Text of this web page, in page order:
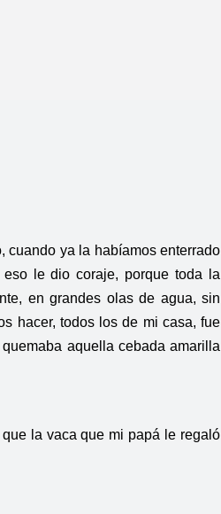
cuando ya la habíamos enterrado
le dio coraje, porque toda la
en grandes olas de agua, sin
hacer, todos los de mi casa, fue
aquella cebada amarilla
la vaca que mi papá le regaló